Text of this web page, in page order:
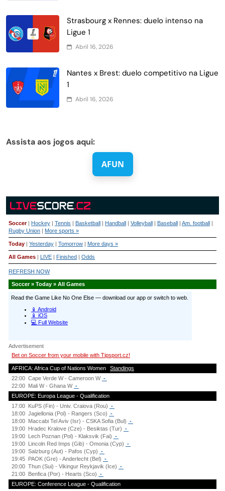
Strasbourg x Rennes: duelo intenso na
Ligue 1
Abril 16, 2026
Nantes x Brest: duelo competitivo na Ligue
1
Abril 16, 2026
Assista aos jogos aqui:
AFUN